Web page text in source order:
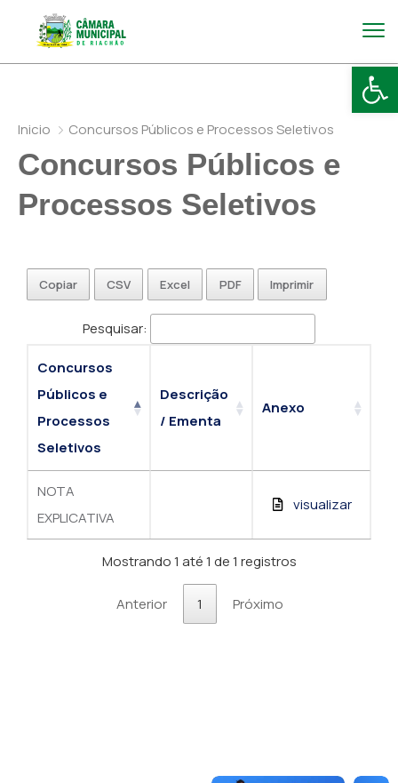
Inicio Concursos Públicos e Processos Seletivos
Concursos Públicos e
Processos Seletivos
Copiar CSV Excel PDF Imprimir
Pesquisar:
Concursos
Públicos e
Processos
Seletivos
Descrição
/ Ementa
Anexo
NOTA
EXPLICATIVA
visualizar
Mostrando 1 até 1 de 1 registros
Anterior 1 Próximo